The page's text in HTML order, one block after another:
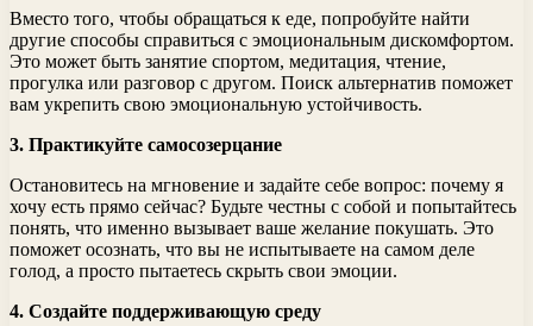
Вместо того, чтобы обращаться к еде, попробуйте найти
другие способы справиться с эмоциональным дискомфортом.
Это может быть занятие спортом, медитация, чтение,
прогулка или разговор с другом. Поиск альтернатив поможет
вам укрепить свою эмоциональную устойчивость.
3. Практикуйте самосозерцание
Остановитесь на мгновение и задайте себе вопрос: почему я
хочу есть прямо сейчас? Будьте честны с собой и попытайтесь
понять, что именно вызывает ваше желание покушать. Это
поможет осознать, что вы не испытываете на самом деле
голод, а просто пытаетесь скрыть свои эмоции.
4. Создайте поддерживающую среду